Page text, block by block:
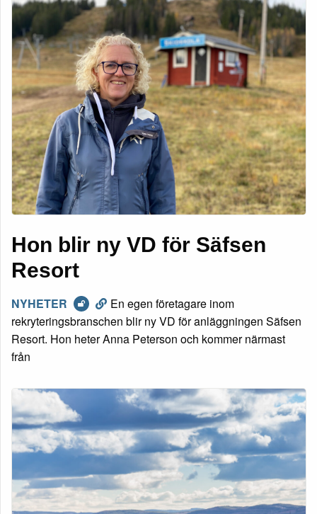
Hon blir ny VD för Säfsen
Resort
NYHETER
En egen företagare inom
rekryteringsbranschen blir ny VD för anläggningen Säfsen
Resort. Hon heter Anna Peterson och kommer närmast
från